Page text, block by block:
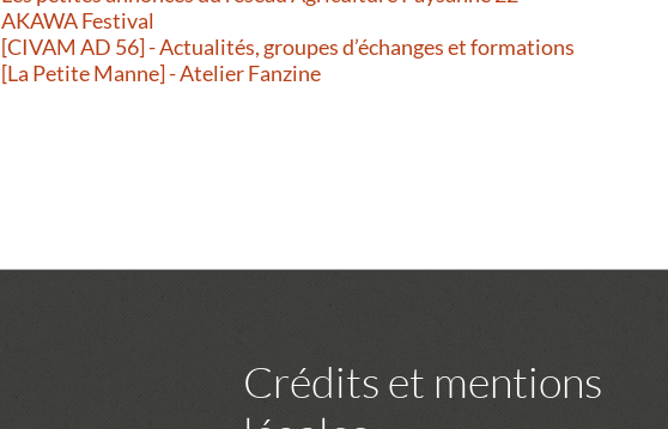
AKAWA Festival
[CIVAM AD 56] - Actualités, groupes d’échanges et formations
[La Petite Manne] - Atelier Fanzine
Crédits et mentions